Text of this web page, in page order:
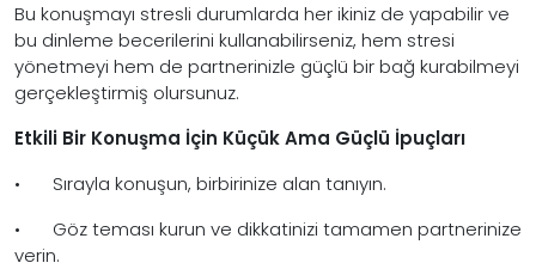
Bu konuşmayı stresli durumlarda her ikiniz de yapabilir ve
bu dinleme becerilerini kullanabilirseniz, hem stresi
yönetmeyi hem de partnerinizle güçlü bir bağ kurabilmeyi
gerçekleştirmiş olursunuz.
Etkili Bir Konuşma İçin Küçük Ama Güçlü İpuçları
•
Sırayla konuşun, birbirinize alan tanıyın.
•
Göz teması kurun ve dikkatinizi tamamen partnerinize
verin.